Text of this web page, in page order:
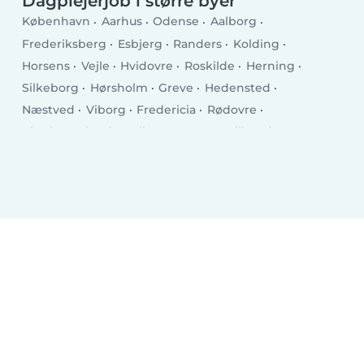
København Aarhus Odense
Aalborg
Frederiksberg
Esbjerg Randers
Kolding
Horsens
Vejle Hvidovre Roskilde
Herning
Silkeborg
Hørsholm Greve
Hedensted
Næstved
Viborg Fredericia
Rødovre
Charlottenlund
Ballerup Hillerød